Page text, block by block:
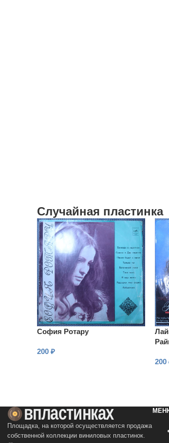
Случайная пластинка
София Ротару
200 ₽
200
Площадка, на которой осуществляется продажа
собственной коллекции виниловых пластинок.